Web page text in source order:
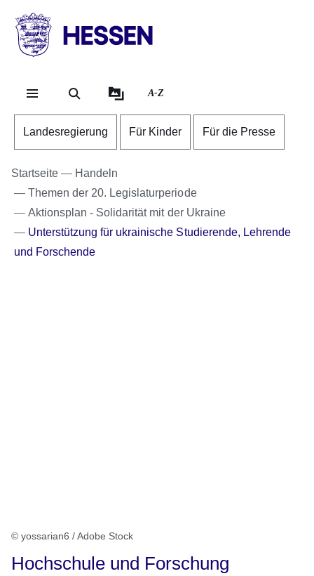
HESSEN
Landesregierung
A-Z
Landesregierung Für Kinder Für die Presse
Startseite
Handeln
Themen der 20. Legislaturperiode
Aktionsplan - Solidarität mit der Ukraine
Unterstützung für ukrainische Studierende, Lehrende
und Forschende
© yossarian6 / Adobe Stock
Hochschule und Forschung